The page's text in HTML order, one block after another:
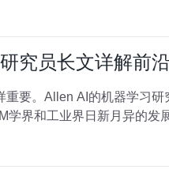
究员长文详解前
要。Allen AI的机器学习
学界和工业界日新月异的